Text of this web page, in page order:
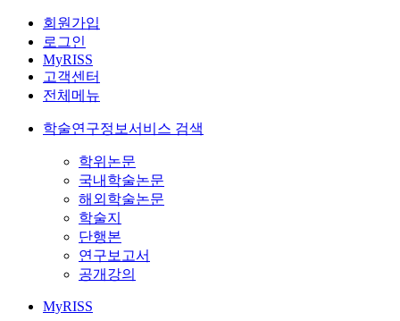
회원가입
로그인
MyRISS
고객센터
전체메뉴
학술연구정보서비스 검색
학위논문
국내학술논문
해외학술논문
학술지
단행본
연구보고서
공개강의
MyRISS